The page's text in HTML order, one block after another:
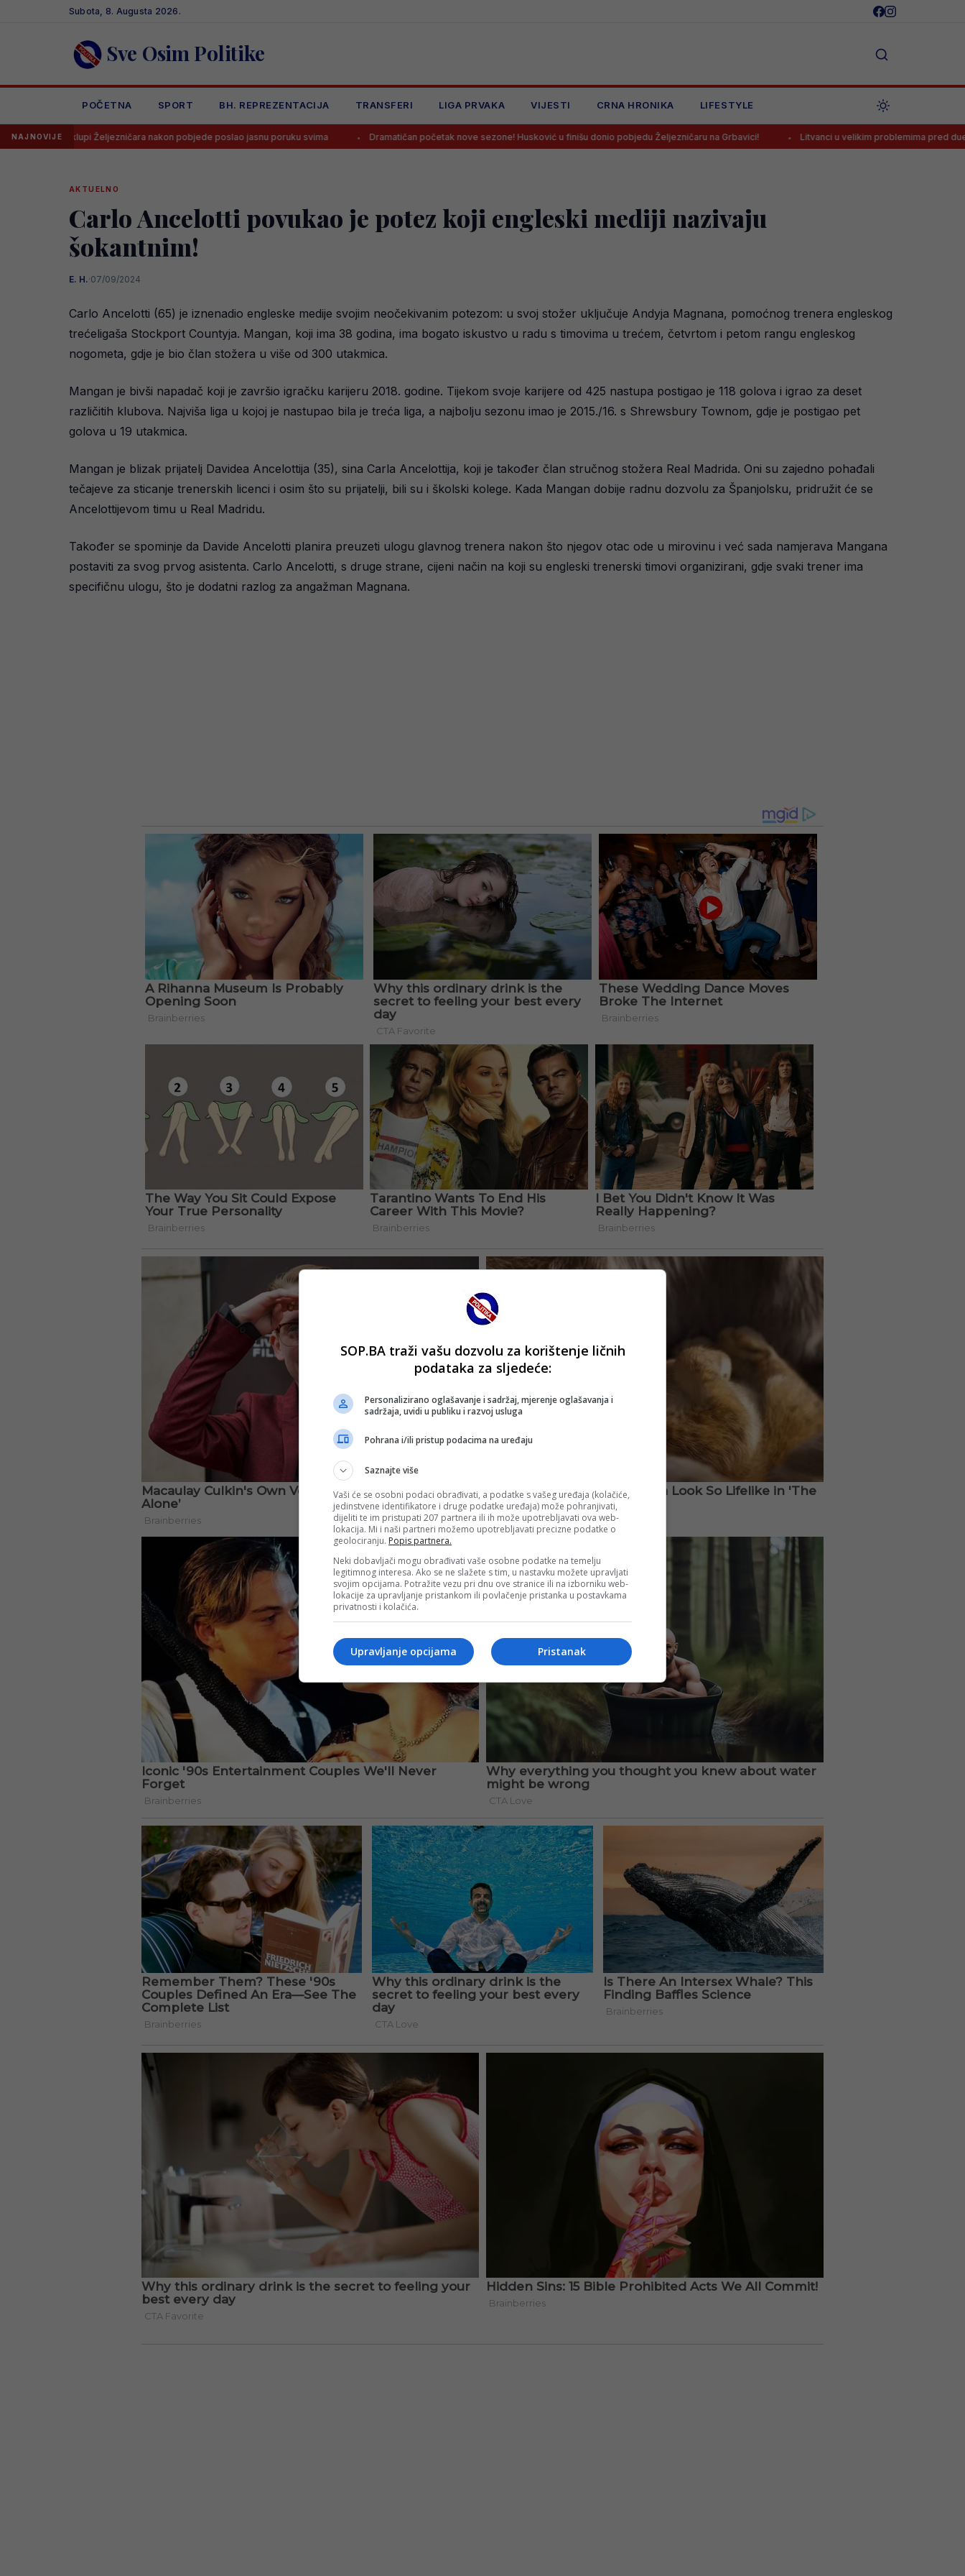
Subota, 8. Augusta 2026.
Sve Osim Politike
POČETNA SPORT BH. REPREZENTACIJA TRANSFERI LIGA PRVAKA VIJESTI CRNA HRONIKA LIFESTYLE
NAJNOVIJE
klupi Željezničara nakon pobjede poslao jasnu poruku svima Dramatičan početak nove sezone! Husković u finišu donio pobjedu Željezničaru na Grbavici! Litvanci u velikim problemima pred duel protiv BiH
AKTUELNO
Carlo Ancelotti povukao je potez koji engleski mediji nazivaju
šokantnim!
E. H.·07/09/2024
Carlo Ancelotti (65) je iznenadio engleske medije svojim neočekivanim potezom: u svoj stožer uključuje Andyja Magnana, pomoćnog trenera engleskog
trećeligaša Stockport Countyja. Mangan, koji ima 38 godina, ima bogato iskustvo u radu s timovima u trećem, četvrtom i petom rangu engleskog
nogometa, gdje je bio član stožera u više od 300 utakmica.
Mangan je bivši napadač koji je završio igračku karijeru 2018. godine. Tijekom svoje karijere od 425 nastupa postigao je 118 golova i igrao za deset
različitih klubova. Najviša liga u kojoj je nastupao bila je treća liga, a najbolju sezonu imao je 2015./16. s Shrewsbury Townom, gdje je postigao pet
golova u 19 utakmica.
Mangan je blizak prijatelj Davidea Ancelottija (35), sina Carla Ancelottija, koji je također član stručnog stožera Real Madrida. Oni su zajedno pohađali
tečajeve za sticanje trenerskih licenci i osim što su prijatelji, bili su i školski kolege. Kada Mangan dobije radnu dozvolu za Španjolsku, pridružit će se
Ancelottijevom timu u Real Madridu.
Također se spominje da Davide Ancelotti planira preuzeti ulogu glavnog trenera nakon što njegov otac ode u mirovinu i već sada namjerava Mangana
postaviti za svog prvog asistenta. Carlo Ancelotti, s druge strane, cijeni način na koji su engleski trenerski timovi organizirani, gdje svaki trener ima
specifičnu ulogu, što je dodatni razlog za angažman Magnana.
SOP.BA traži vašu dozvolu za korištenje ličnih
podataka za sljedeće:
Personalizirano oglašavanje i sadržaj, mjerenje oglašavanja i
sadržaja, uvidi u publiku i razvoj usluga
Pohrana i/ili pristup podacima na uređaju
Saznajte više
Vaši će se osobni podaci obrađivati, a podatke s vašeg uređaja (kolačiće,
jedinstvene identifikatore i druge podatke uređaja) može pohranjivati,
dijeliti te im pristupati 207 partnera ili ih može upotrebljavati ova web-
lokacija. Mi i naši partneri možemo upotrebljavati precizne podatke o
geolociranju. Popis partnera.
Neki dobavljači mogu obrađivati vaše osobne podatke na temelju
legitimnog interesa. Ako se ne slažete s tim, u nastavku možete upravljati
svojim opcijama. Potražite vezu pri dnu ove stranice ili na izborniku web-
lokacije za upravljanje pristankom ili povlačenje pristanka u postavkama
privatnosti i kolačića.
Pristanak
Upravljanje opcijama